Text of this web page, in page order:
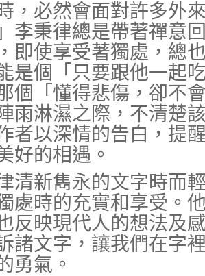
必然會面對許多外
李秉律總是帶著禪意
即使享受著獨處，總
是個「只要跟他一起
個「懂得悲傷，卻不
雨淋濕之際，不清楚
者以深情的告白，提
好的相遇。
新雋永的文字時而輕
處時的充實和享受。
反映現代人的想法及
諸文字，讓我們在字
勇氣。